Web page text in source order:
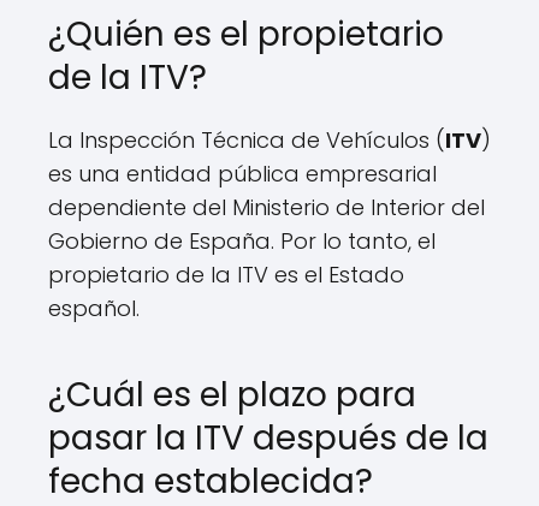
¿Quién es el propietario
de la ITV?
La Inspección Técnica de Vehículos (ITV)
es una entidad pública empresarial
dependiente del Ministerio de Interior del
Gobierno de España. Por lo tanto, el
propietario de la ITV es el Estado
español.
¿Cuál es el plazo para
pasar la ITV después de la
fecha establecida?